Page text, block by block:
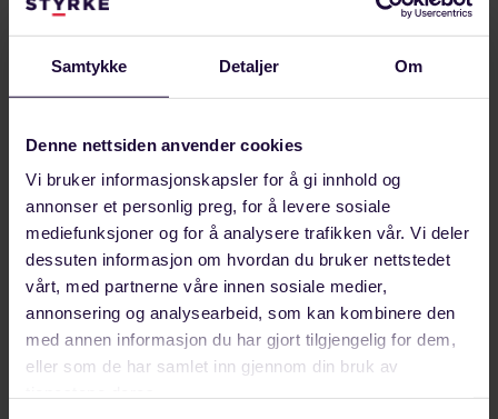
Samtykke Detaljer Om
Denne nettsiden anvender cookies
Vi bruker informasjonskapsler for å gi innhold og
annonser et personlig preg, for å levere sosiale
mediefunksjoner og for å analysere trafikken vår. Vi deler
dessuten informasjon om hvordan du bruker nettstedet
vårt, med partnerne våre innen sosiale medier,
annonsering og analysearbeid, som kan kombinere den
med annen informasjon du har gjort tilgjengelig for dem,
eller som de har samlet inn gjennom din bruk av
plassert i det såkalte «helideck run off area»
Prosafe/Statoil har i sin rapport om ulykken
saken oversendt til Petroleumstilsynet.
Håper å få reise hjem